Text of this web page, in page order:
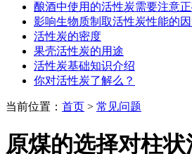
酿酒中使用的活性炭需要注意
影响生物质制取活性炭性能的
活性炭的密度
果壳活性炭的用途
活性炭基础知识介绍
你对活性炭了解么？
当前位置： 首页 > 常见问题
原煤的选择对柱